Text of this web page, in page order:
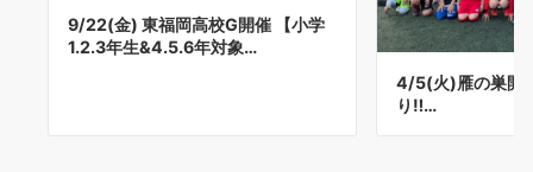
9/22(金) 東福岡高校G開催 【小学
1.2.3年生&4.5.6年対象…
4/5(火)雁の巣開
り‼…